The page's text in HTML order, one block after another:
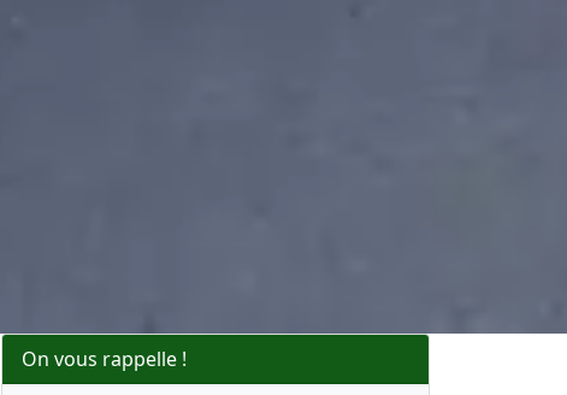
On vous rappelle !